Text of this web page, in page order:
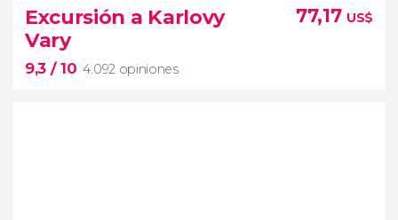
15.686 opiniones
free tour por la Ciudad Vieja y el barrio judío
capital checa
Excursión a Karlovy
Vary
9,3 / 10 4.092 opiniones
77,17 US$